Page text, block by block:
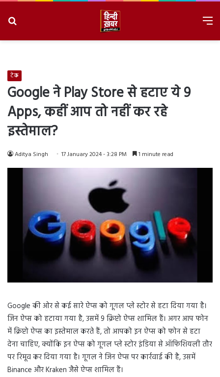
टेक
Google ने Play Store से हटाए ये 9
Apps, कहीं आप तो नहीं कर रहे
इस्तेमाल?
Aditya Singh 17 January 2024 - 3:28 PM 1 minute read
Google की ओर से कई सारे ऐप्स को गूगल प्ले स्टोर से हटा दिया गया है।
जिन ऐप्स को हटाया गया है, उसमें 9 क्रिप्टो ऐप्स शामिल हैं। अगर आप फोन
में क्रिप्टो ऐप्स का इस्तेमाल करते हैं, तो आपको इन ऐप्स को फोन से हटा
देना चाहिए, क्योंकि इन ऐप्स को गूगल प्ले स्टोर इंडिया से ऑफिशियली तौर
पर रिमूव कर दिया गया है। गूगल ने जिन ऐप्स पर कार्रवाई की है, उसमें
Binance और Kraken जैसे ऐप्स शामिल हैं।